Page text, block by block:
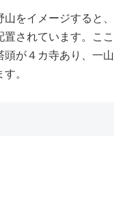
をイメージすると、
されています。ここ
頭が４カ寺あり、一山
。